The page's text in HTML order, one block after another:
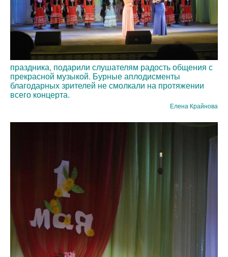
праздника, подарили слушателям радость общения с
прекрасной музыкой. Бурные аплодисменты
благодарных зрителей не смолкали на протяжении
всего концерта.
Елена Крайнова